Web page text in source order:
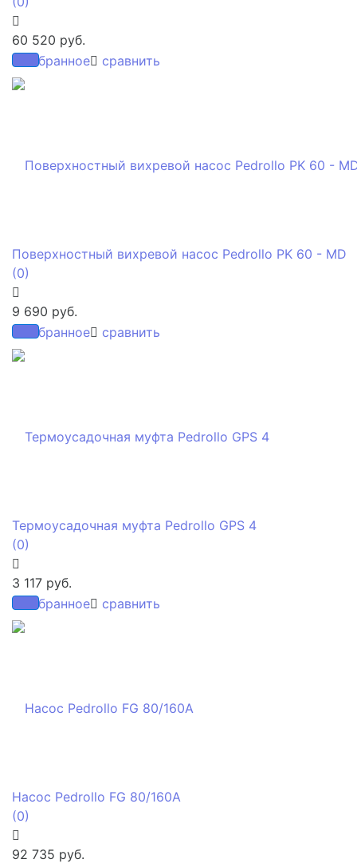
избранное сравнить
60 520 руб.
избранное сравнить
Поверхностный вихревой насос Pedrollo PK 60 - MD
(0)
9 690 руб.
избранное сравнить
Термоусадочная муфта Pedrollo GPS 4
(0)
3 117 руб.
Насос Pedrollo FG 80/160A
(0)
92 735 руб.